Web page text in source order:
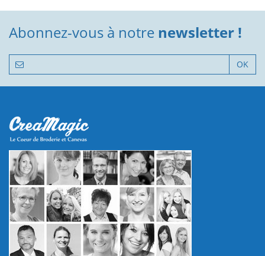
Abonnez-vous à notre newsletter !
OK